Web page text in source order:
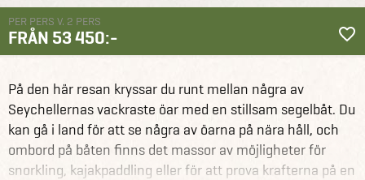
PER PERS V. 2 PERS
FRÅN 53 450:-
På den här resan kryssar du runt mellan några av
Seychellernas vackraste öar med en stillsam segelbåt. Du
kan gå i land för att se några av öarna på nära håll, och
ombord på båten finns det massor av möjligheter för
snorkling, kajakpaddling eller för att prova krafterna på en